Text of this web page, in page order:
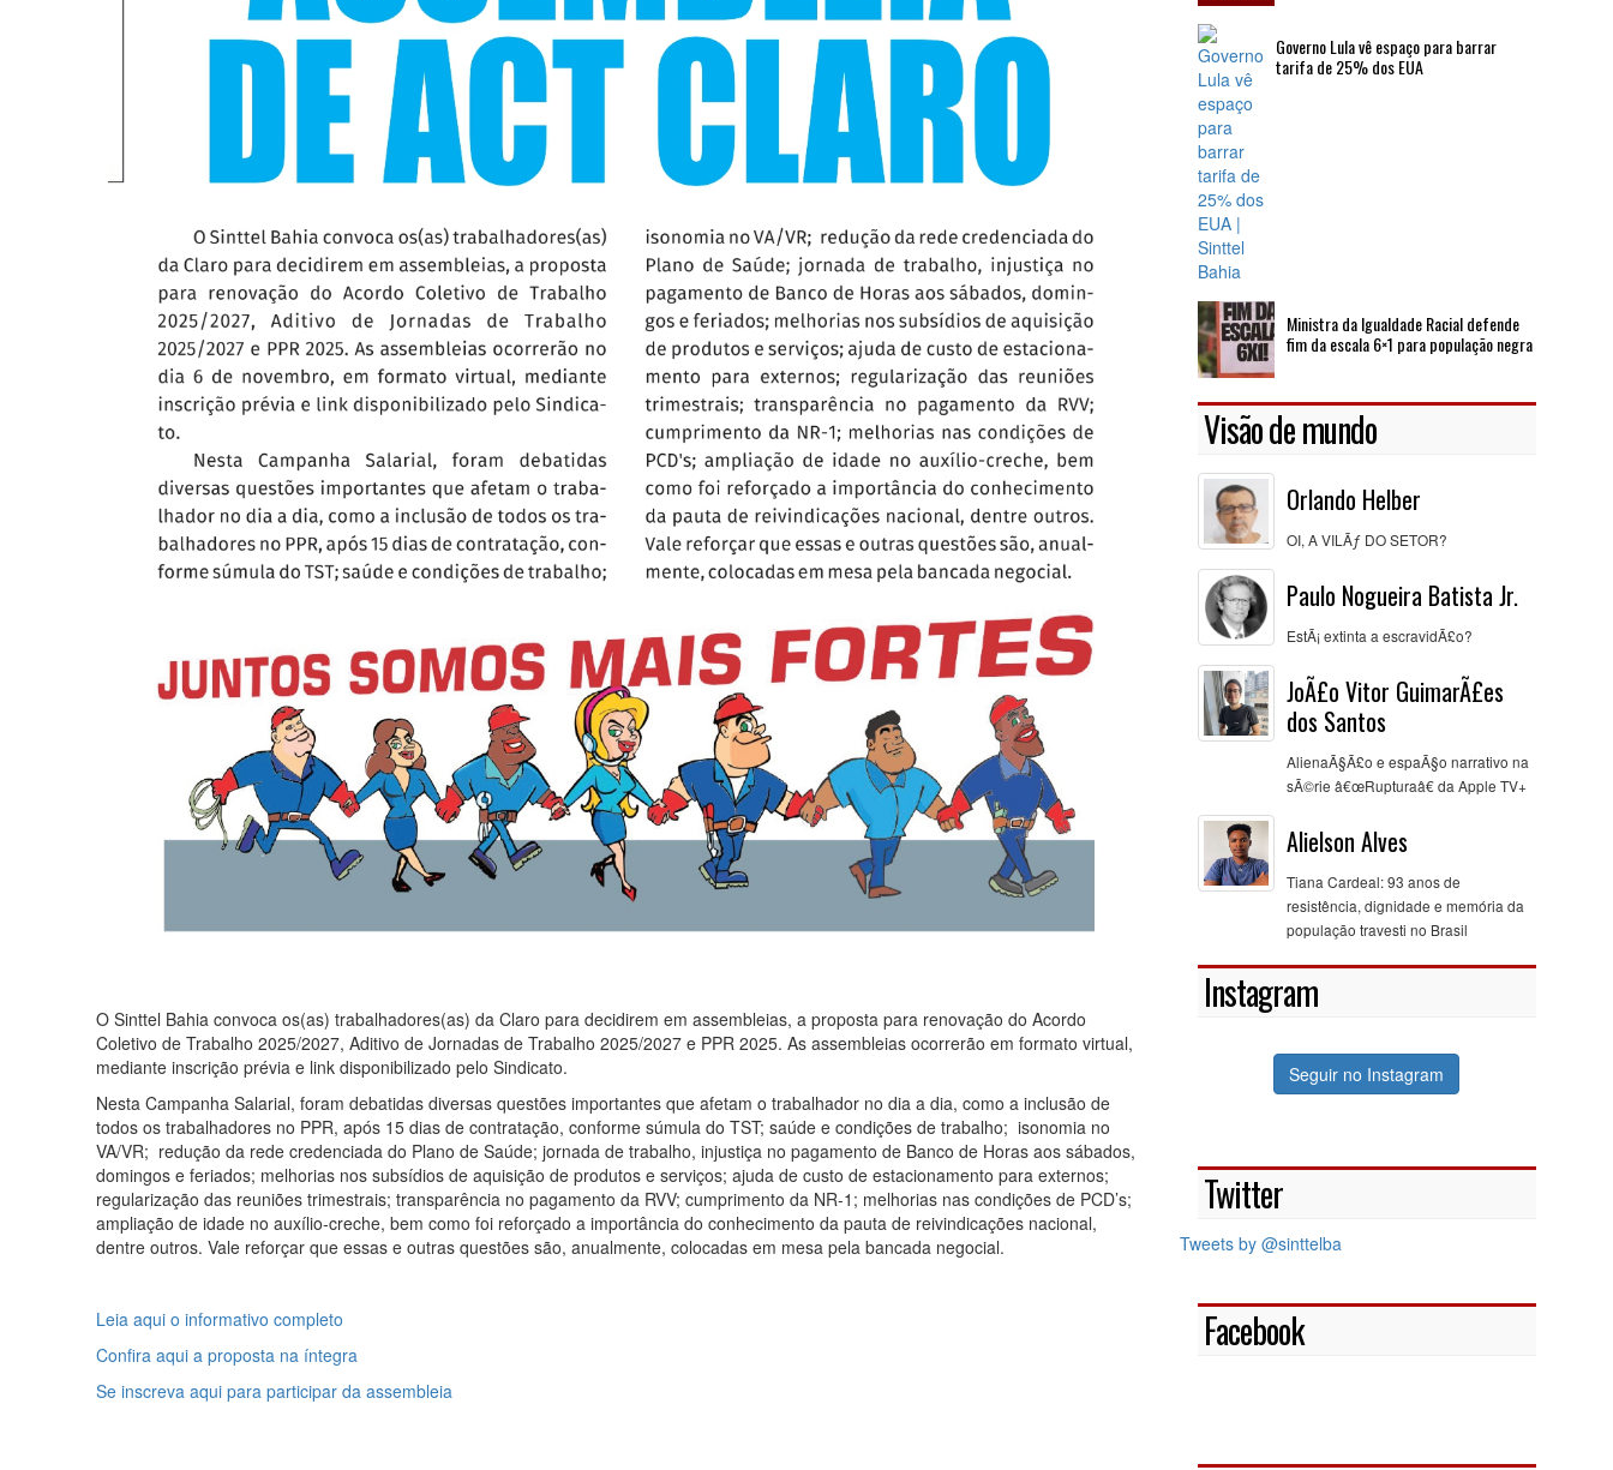
O Sinttel Bahia convoca os(as) trabalhadores(as) da Claro para decidirem em assembleias, a proposta para renovação do Acordo
Coletivo de Trabalho 2025/2027, Aditivo de Jornadas de Trabalho 2025/2027 e PPR 2025. As assembleias ocorrerão em formato virtual,
mediante inscrição prévia e link disponibilizado pelo Sindicato.
Nesta Campanha Salarial, foram debatidas diversas questões importantes que afetam o trabalhador no dia a dia, como a inclusão de
todos os trabalhadores no PPR, após 15 dias de contratação, conforme súmula do TST; saúde e condições de trabalho; isonomia no
VA/VR; redução da rede credenciada do Plano de Saúde; jornada de trabalho, injustiça no pagamento de Banco de Horas aos sábados,
domingos e feriados; melhorias nos subsídios de aquisição de produtos e serviços; ajuda de custo de estacionamento para externos;
regularização das reuniões trimestrais; transparência no pagamento da RVV; cumprimento da NR-1; melhorias nas condições de PCD’s;
ampliação de idade no auxílio-creche, bem como foi reforçado a importância do conhecimento da pauta de reivindicações nacional,
dentre outros. Vale reforçar que essas e outras questões são, anualmente, colocadas em mesa pela bancada negocial.
Leia aqui o informativo completo
Confira aqui a proposta na íntegra
Se inscreva aqui para participar da assembleia
Governo Lula vê espaço para barrar
tarifa de 25% dos EUA
Ministra da Igualdade Racial defende
fim da escala 6×1 para população negra
Visão de mundo
Orlando Helber
OI, A VILÃƒ DO SETOR?
Paulo Nogueira Batista Jr.
EstÃ¡ extinta a escravidÃ£o?
JoÃ£o Vitor GuimarÃ£es
dos Santos
AlienaÃ§Ã£o e espaÃ§o narrativo na
sÃ©rie â€œRupturaâ€ da Apple TV+
Alielson Alves
Tiana Cardeal: 93 anos de
resistência, dignidade e memória da
população travesti no Brasil
Instagram
Seguir no Instagram
Twitter
Tweets by @sinttelba
Facebook